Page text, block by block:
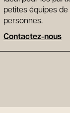
petites équipes de
personnes.
Contactez-nous